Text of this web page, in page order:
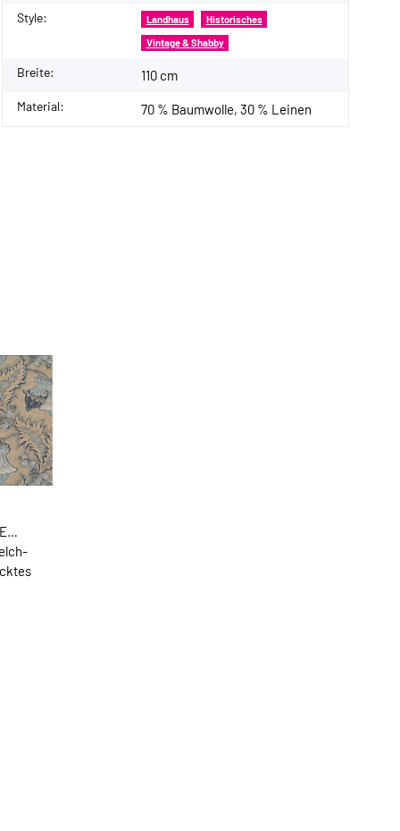
Style: Landhaus Historisches
Vintage & Shabby
Breite: 110 cm
Material: 70 % Baumwolle, 30 % Leinen